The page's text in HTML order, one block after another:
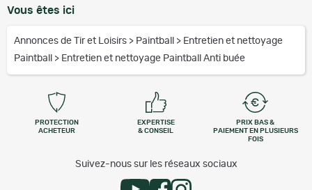
Vous êtes ici
Annonces de Tir et Loisirs > Paintball > Entretien et nettoyage
Paintball > Entretien et nettoyage Paintball Anti buée
PROTECTION
ACHETEUR
EXPERTISE
& CONSEIL
PRIX BAS &
PAIEMENT EN PLUSIEURS
FOIS
Suivez-nous sur les réseaux sociaux